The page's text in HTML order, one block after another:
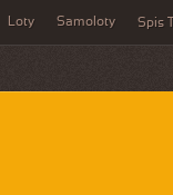
Loty Samoloty Spis